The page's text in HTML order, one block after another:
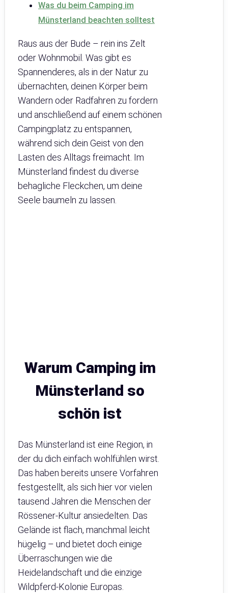
Was du beim Camping im
Münsterland beachten solltest
Raus aus der Bude – rein ins Zelt
oder Wohnmobil. Was gibt es
Spannenderes, als in der Natur zu
übernachten, deinen Körper beim
Wandern oder Radfahren zu fordern
und anschließend auf einem schönen
Campingplatz zu entspannen,
während sich dein Geist von den
Lasten des Alltags freimacht. Im
Münsterland findest du diverse
behagliche Fleckchen, um deine
Seele baumeln zu lassen.
Warum Camping im
Münsterland so
schön ist
Das Münsterland ist eine Region, in
der du dich einfach wohlfühlen wirst.
Das haben bereits unsere Vorfahren
festgestellt, als sich hier vor vielen
tausend Jahren die Menschen der
Rössener-Kultur ansiedelten. Das
Gelände ist flach, manchmal leicht
hügelig – und bietet doch einige
Überraschungen wie die
Heidelandschaft und die einzige
Wildpferd-Kolonie Europas.